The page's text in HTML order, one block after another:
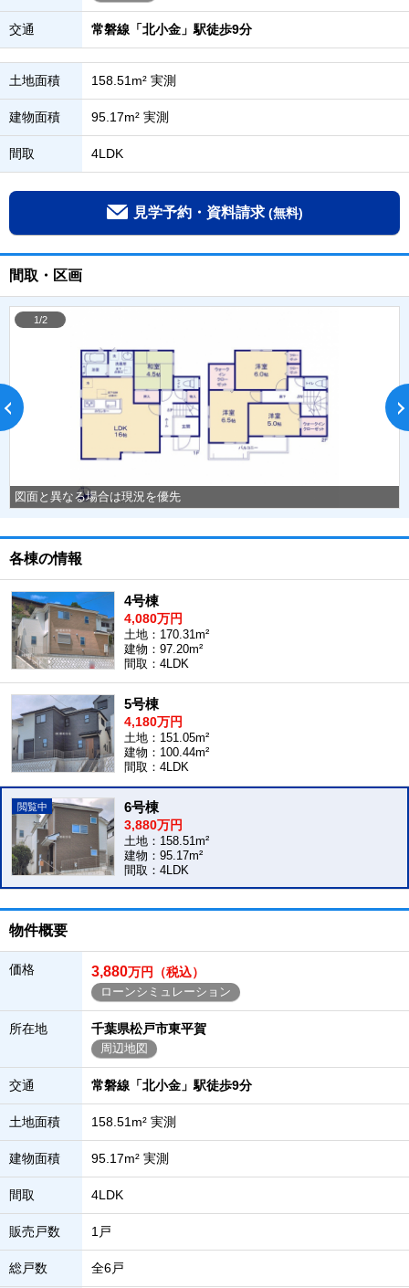
交通 常磐線「北小金」駅徒歩9分
土地面積 158.51m² 実測
建物面積 95.17m² 実測
間取 4LDK
見学予約・資料請求 (無料)
間取・区画
図面と異なる場合は現況を優先
1/2
各棟の情報
4号棟
4,080万円
土地：170.31m²
建物：97.20m²
間取：4LDK
5号棟
4,180万円
土地：151.05m²
建物：100.44m²
間取：4LDK
6号棟
3,880万円
土地：158.51m²
建物：95.17m²
間取：4LDK
物件概要
価格 3,880万円（税込）
ローンシミュレーション
所在地 千葉県松戸市東平賀
周辺地図
交通 常磐線「北小金」駅徒歩9分
土地面積 158.51m² 実測
建物面積 95.17m² 実測
間取 4LDK
販売戸数 1戸
総戸数 全6戸